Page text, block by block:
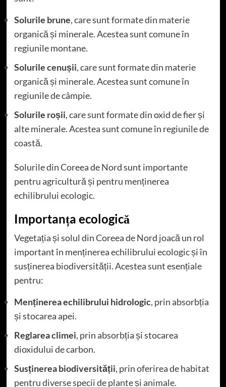
Solurile brune, care sunt formate din materie
organică și minerale. Acestea sunt comune în
regiunile montane.
Solurile cenușii, care sunt formate din materie
organică și minerale. Acestea sunt comune în
regiunile de câmpie.
Solurile roșii, care sunt formate din oxid de fier și
alte minerale. Acestea sunt comune în regiunile de
coastă.
Solurile din Coreea de Nord sunt importante
pentru agricultură și pentru menținerea
echilibrului ecologic.
Importanța ecologică
Vegetația și solul din Coreea de Nord joacă un rol
important în menținerea echilibrului ecologic și în
susținerea biodiversității. Acestea sunt esențiale
pentru:
Menținerea echilibrului hidrologic, prin absorbția
și stocarea apei.
Reglarea climei, prin absorbția și stocarea
dioxidului de carbon.
Susținerea biodiversității, prin oferirea de habitat
pentru diverse specii de plante și animale.